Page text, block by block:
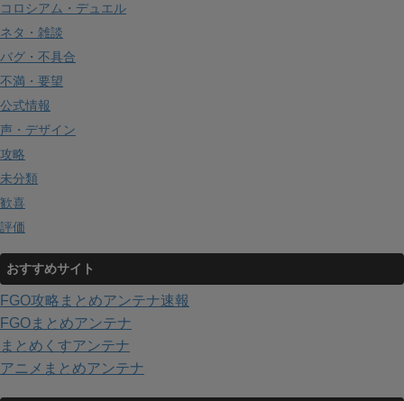
コロシアム・デュエル
ネタ・雑談
バグ・不具合
不満・要望
公式情報
声・デザイン
攻略
未分類
歓喜
評価
おすすめサイト
FGO攻略まとめアンテナ速報
FGOまとめアンテナ
まとめくすアンテナ
アニメまとめアンテナ